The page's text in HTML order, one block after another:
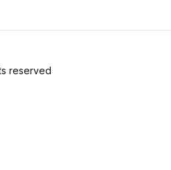
reserved